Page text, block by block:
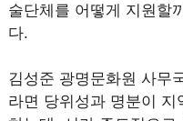
술단체를 어떻게 지원할
다.
김성준 광명문화원 사무
라면 당위성과 명분이